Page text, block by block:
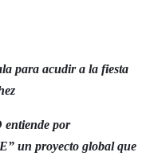
para acudir a la fiesta
por
un proyecto global que